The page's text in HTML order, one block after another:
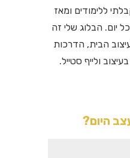
ב-2005 התקבלתי ללימודים ומאז
יום. הבלוג שלי זה
הבית, הדרכות
ולייף סטייל.
היום?